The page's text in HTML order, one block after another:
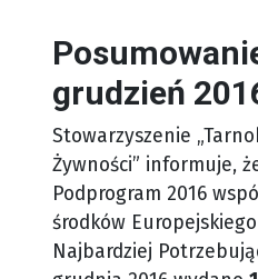
grudzień
Stowarzyszenie
Żywności” informuje,
Podprogram 2016
środków
Najbardziej